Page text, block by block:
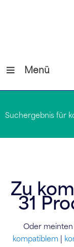
Menü
Suchergebnis für
Zu
31
Oder meinten
kompatiblem |